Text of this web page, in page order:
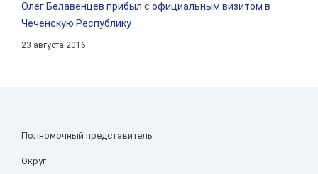
Олег Белавенцев прибыл с официальным визитом в
Чеченскую Республику
23 августа 2016
Полномочный представитель
Округ